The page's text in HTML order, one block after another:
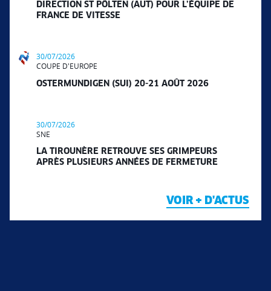
DIRECTION ST PÖLTEN (AUT) POUR L’ÉQUIPE DE
FRANCE DE VITESSE
30/07/2026
COUPE D'EUROPE
OSTERMUNDIGEN (SUI) 20-21 AOÛT 2026
30/07/2026
SNE
LA TIROUNÈRE RETROUVE SES GRIMPEURS
APRÈS PLUSIEURS ANNÉES DE FERMETURE
VOIR + D'ACTUS